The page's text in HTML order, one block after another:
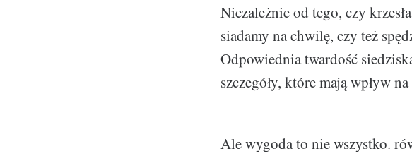
Niezależnie od tego, czy
siadamy na chwilę, czy też
Odpowiednia twardość
szczegóły, które mają wpływ
Ale wygoda to nie wszystko.